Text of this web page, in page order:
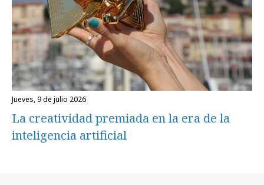
jueves, 9 de julio 2026
La creatividad premiada en la era de la
inteligencia artificial